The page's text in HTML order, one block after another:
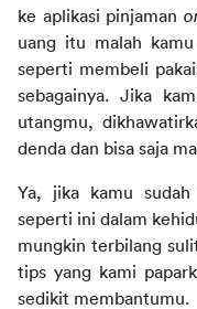
ke aplikasi pinjaman
uang itu malah kamu
seperti membeli
sebagainya. Jika
utangmu,
denda dan bisa saja
Ya, jika kamu
seperti ini dalam
mungkin terbilang
tips yang kami
sedikit membantumu.